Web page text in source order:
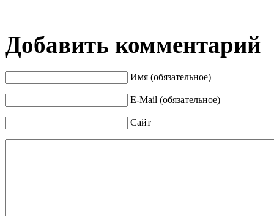
Добавить комментарий
Имя (обязательное)
E-Mail (обязательное)
Сайт